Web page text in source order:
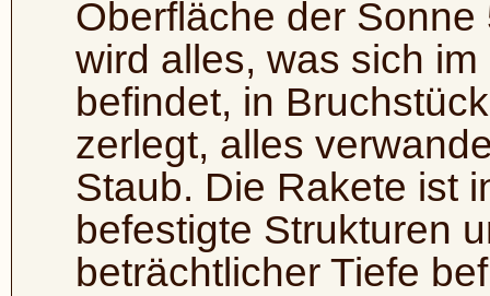
Oberfläche der
wird alles, was sich
befindet, in
zerlegt, alles
Staub. Die Rakete ist
befestigte Strukturen
beträchtlicher Tiefe